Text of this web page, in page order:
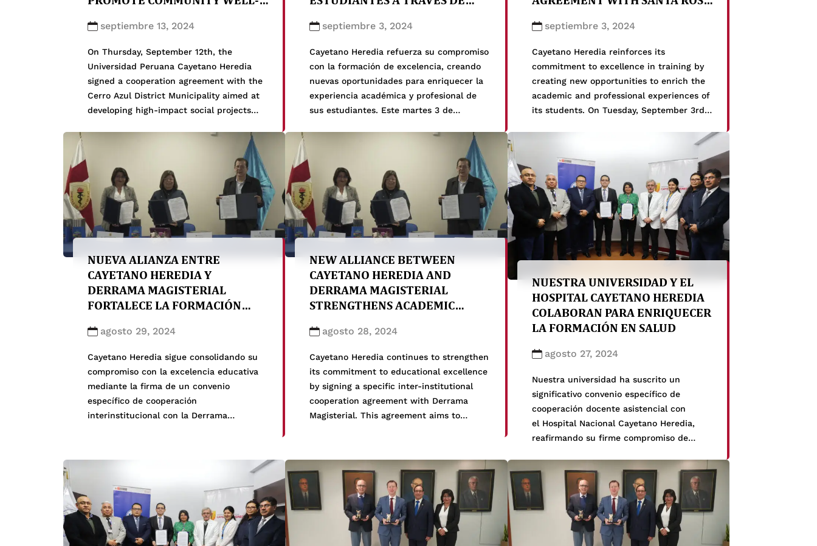
septiembre 13, 2024
On Thursday, September 12th, the
Universidad Peruana Cayetano Heredia
signed a cooperation agreement with the
Cerro Azul District Municipality aimed at
developing high-impact social projects
community. Representing our institution
at the ceremony were Rector Dr. Enrique
Castañeda; Dr. Carlos López, Dean of the
Faculties of Education, Public […]
SANTA ROSA
septiembre 3, 2024
Cayetano Heredia refuerza su compromiso
con la formación de excelencia, creando
nuevas oportunidades para enriquecer la
experiencia académica y profesional de
sus estudiantes. Este martes 3 de
convenio de cooperación interinstitucional
entre nuestras Facultades de Medicina,
Estomatología y Enfermería, y el Hospital
Santa Rosa de Pueblo Libre. El acuerdo
sienta las bases para que […]
septiembre 3, 2024
Cayetano Heredia reinforces its
commitment to excellence in training by
creating new opportunities to enrich the
academic and professional experiences of
its students. On Tuesday, September 3rd,
Dentistry, and Nursing, and Santa Rosa
Hospital in Pueblo Libre. The agreement
establishes a foundation for […]
NUEVA ALIANZA ENTRE
CAYETANO HEREDIA Y
DERRAMA MAGISTERIAL
FORTALECE LA FORMACIÓN
agosto 29, 2024
Cayetano Heredia sigue consolidando su
compromiso con la excelencia educativa
mediante la firma de un convenio
específico de cooperación
interinstitucional con la Derrama
formación académica, investigación,
transferencia tecnológica e intercambio
cultural. Además, ofrece ventajas
económicas especiales para los
trabajadores de la Derrama Magisterial,
así como para sus asociados y […]
NEW ALLIANCE BETWEEN
CAYETANO HEREDIA AND
DERRAMA MAGISTERIAL
STRENGTHENS ACADEMIC
agosto 28, 2024
Cayetano Heredia continues to strengthen
its commitment to educational excellence
by signing a specific inter-institutional
cooperation agreement with Derrama
Magisterial. This agreement aims to
transfer, and cultural exchange.
Additionally, it offers special economic
benefits for the workers of Derrama
Magisterial, as well as for their associates
NUESTRA UNIVERSIDAD Y EL
HOSPITAL CAYETANO HEREDIA
COLABORAN PARA ENRIQUECER
LA FORMACIÓN EN SALUD
agosto 27, 2024
Nuestra universidad ha suscrito un
significativo convenio específico de
cooperación docente asistencial con
el Hospital Nacional Cayetano Heredia,
reafirmando su firme compromiso de
desarrollo académico y profesional a sus
estudiantes. Este acuerdo, que involucra a
las Facultades de Medicina, Estomatología
y Enfermería, tiene como objetivo central
fomentar la formación integral mediante
actividades […]